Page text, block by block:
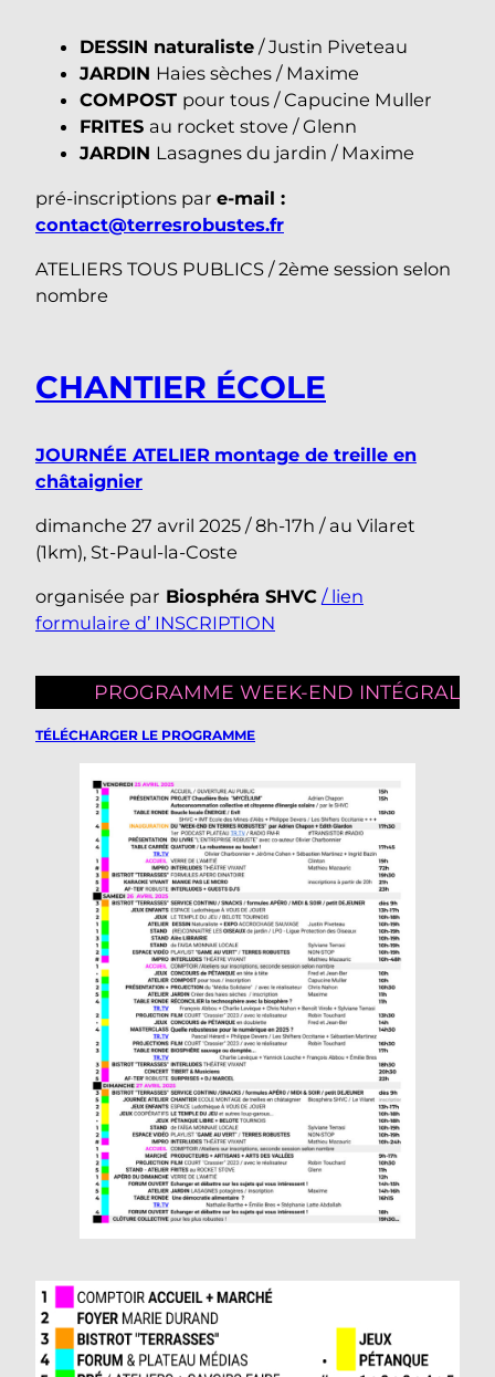
DESSIN naturaliste / Justin Piveteau
JARDIN Haies sèches / Maxime
COMPOST pour tous / Capucine Muller
FRITES au rocket stove / Glenn
JARDIN Lasagnes du jardin / Maxime
pré-inscriptions par e-mail :
contact@terresrobustes.fr
ATELIERS TOUS PUBLICS / 2ème session selon
nombre
CHANTIER ÉCOLE
JOURNÉE ATELIER montage de treille en
châtaignier
dimanche 27 avril 2025 / 8h-17h / au Vilaret
(1km), St-Paul-la-Coste
organisée par Biosphéra SHVC / lien
formulaire d’ INSCRIPTION
PROGRAMME WEEK-END INTÉGRAL
TÉLÉCHARGER LE PROGRAMME